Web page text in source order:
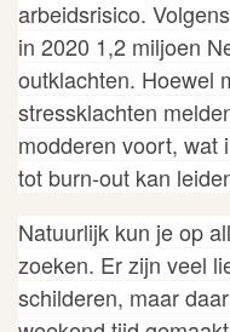
arbeidsrisico. Volgens
in 2020 1,2 miljoen
outklachten. Hoewel
stressklachten
modderen voort, wat
tot burn-out kan
Natuurlijk kun je op
zoeken. Er zijn veel
schilderen, maar